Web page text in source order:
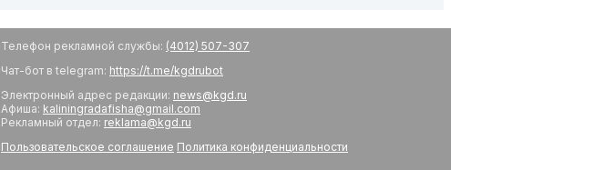
Телефон рекламной службы: (4012) 507-307
Чат-бот в telegram: https://t.me/kgdrubot
Электронный адрес редакции: news@kgd.ru
Афиша: kaliningradafisha@gmail.com
Рекламный отдел: reklama@kgd.ru
Пользовательское соглашение Политика конфиденциальности